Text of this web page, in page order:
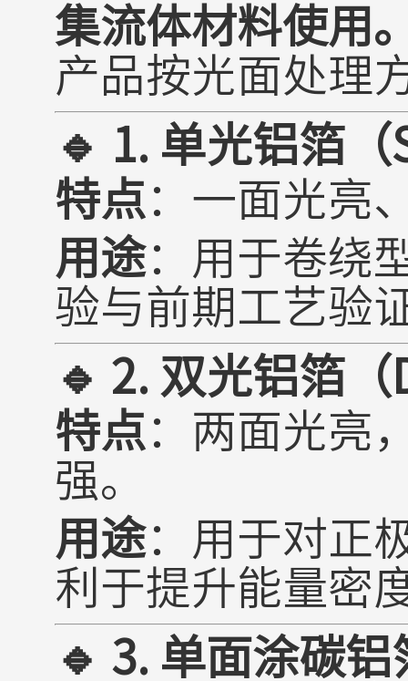
集流体材料使用
产品按光面处理
🔹 1. 单光铝箔
特点 ：一面光亮
用途：用于卷绕
验与前期工艺验
🔹 2. 双光铝箔
特点 ：两面光亮
强。
用途：用于对正
利于提升能量密
🔹 3. 单面涂碳铝